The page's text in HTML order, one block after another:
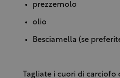
prezzemolo
olio
Besciamella (se
Tagliate i cuori di